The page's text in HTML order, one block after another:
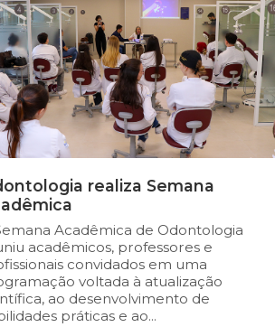
realiza Semana
Acadêmica de Odontologia
acadêmicos, professores e
convidados em uma
voltada à atualização
ao desenvolvimento de
práticas e ao...